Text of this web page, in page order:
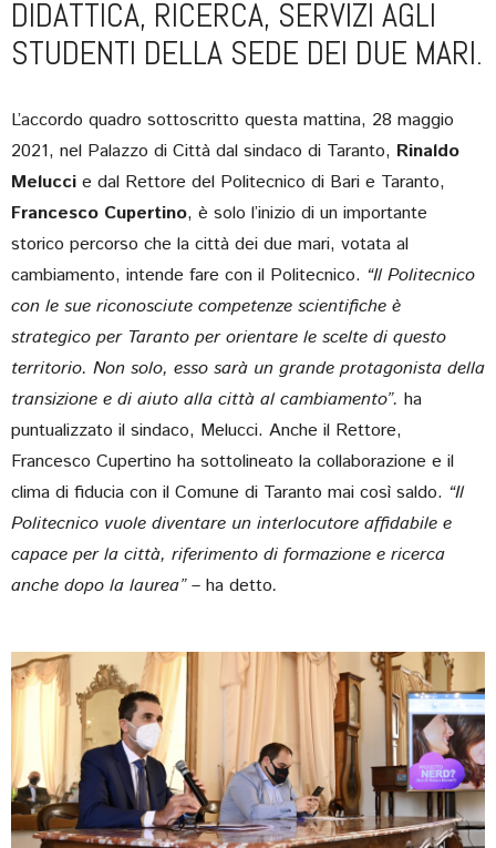
DIDATTICA, RICERCA, SERVIZI AGLI
STUDENTI DELLA SEDE DEI DUE MARI.
L’accordo quadro sottoscritto questa mattina, 28 maggio
2021, nel Palazzo di Città dal sindaco di Taranto, Rinaldo
Melucci e dal Rettore del Politecnico di Bari e Taranto,
Francesco Cupertino, è solo l’inizio di un importante
storico percorso che la città dei due mari, votata al
cambiamento, intende fare con il Politecnico. “Il Politecnico
con le sue riconosciute competenze scientifiche è
strategico per Taranto per orientare le scelte di questo
territorio. Non solo, esso sarà un grande protagonista della
transizione e di aiuto alla città al cambiamento”. ha
puntualizzato il sindaco, Melucci. Anche il Rettore,
Francesco Cupertino ha sottolineato la collaborazione e il
clima di fiducia con il Comune di Taranto mai così saldo. “Il
Politecnico vuole diventare un interlocutore affidabile e
capace per la città, riferimento di formazione e ricerca
anche dopo la laurea” – ha detto.